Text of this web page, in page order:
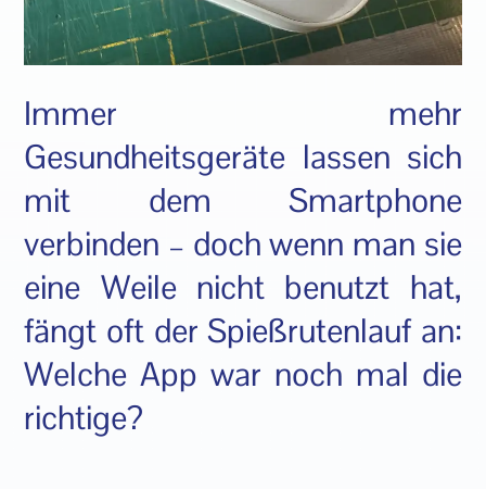
Immer mehr
Gesundheitsgeräte lassen sich
mit dem Smartphone
verbinden – doch wenn man sie
eine Weile nicht benutzt hat,
fängt oft der Spießrutenlauf an:
Welche App war noch mal die
richtige?